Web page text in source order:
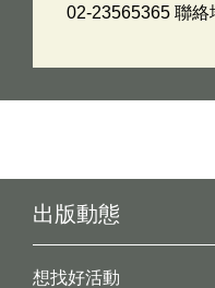
02-23565365 聯
出版動態
想找好活動